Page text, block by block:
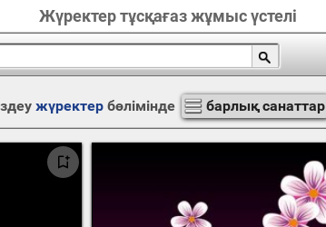
Жүректер тұсқағаз жұмыс үстелі
жүректербөлімінде барлық санаттар